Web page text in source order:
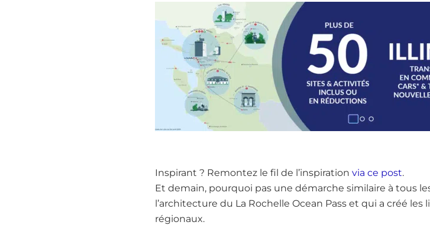
Inspirant ? Remontez le fil de l’inspiration via ce post.
Et demain, pourquoi pas une démarche similaire à tous
l’architecture du La Rochelle Ocean Pass et qui a créé
régionaux.